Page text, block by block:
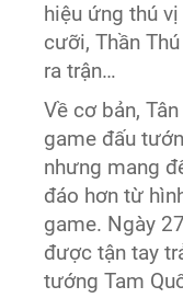
hiệu ứng thú
cưỡi, Thần
ra trận…
Về cơ bản,
game đấu
nhưng mang
đáo hơn từ
game. Ngày
được tận tay
tướng Tam